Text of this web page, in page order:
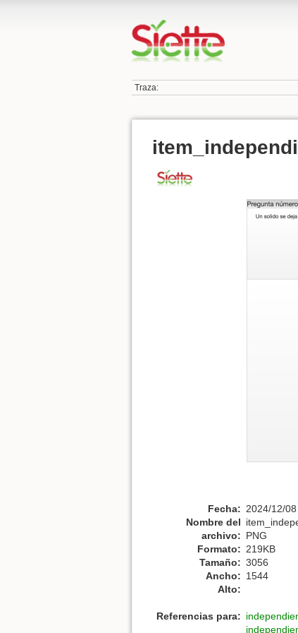
Traza:
Fecha: 2024/12/
Nombre del
archivo:
Formato:
PNG
Tamaño:
219KB
Ancho:
3056
Alto:
1544
Referencias para: